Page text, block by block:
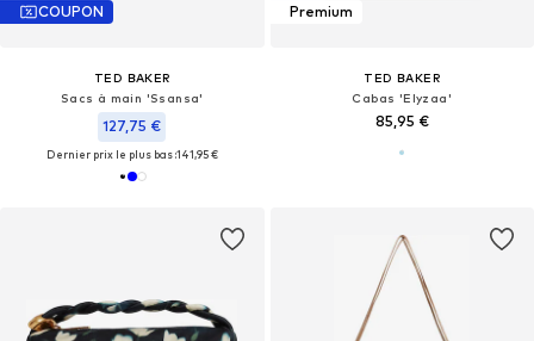
COUPON
TED BAKER
Sacs à main 'Ssansa'
127,75 €
Dernier prix le plus bas :141,95 €
Premium
TED BAKER
Cabas 'Elyzaa'
85,95 €